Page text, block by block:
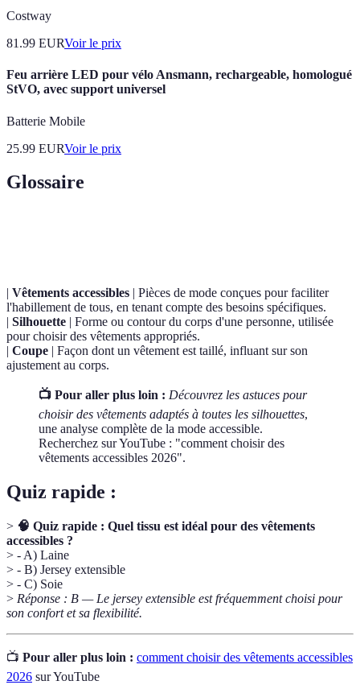
Costway
81.99 EURVoir le prix
Feu arrière LED pour vélo Ansmann, rechargeable, homologué
StVO, avec support universel
Batterie Mobile
25.99 EURVoir le prix
Glossaire
Vêtements accessibles | Pièces de mode conçues pour faciliter
l'habillement de tous, en tenant compte des besoins spécifiques.
Silhouette | Forme ou contour du corps d'une personne, utilisée
pour choisir des vêtements appropriés.
Coupe | Façon dont un vêtement est taillé, influant sur son
ajustement au corps.
📺 Pour aller plus loin : Découvrez les astuces pour
choisir des vêtements adaptés à toutes les silhouettes,
une analyse complète de la mode accessible.
Recherchez sur YouTube : "comment choisir des
vêtements accessibles 2026".
Quiz rapide :
> 🧠 Quiz rapide : Quel tissu est idéal pour des vêtements
accessibles ?
> - A) Laine
> - B) Jersey extensible
> - C) Soie
> Réponse : B — Le jersey extensible est fréquemment choisi pour
son confort et sa flexibilité.
📺 Pour aller plus loin : comment choisir des vêtements accessibles
2026 sur YouTube